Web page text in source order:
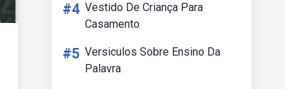
#4 Vestido De Criança Para
Casamento
#5 Versiculos Sobre Ensino Da
Palavra